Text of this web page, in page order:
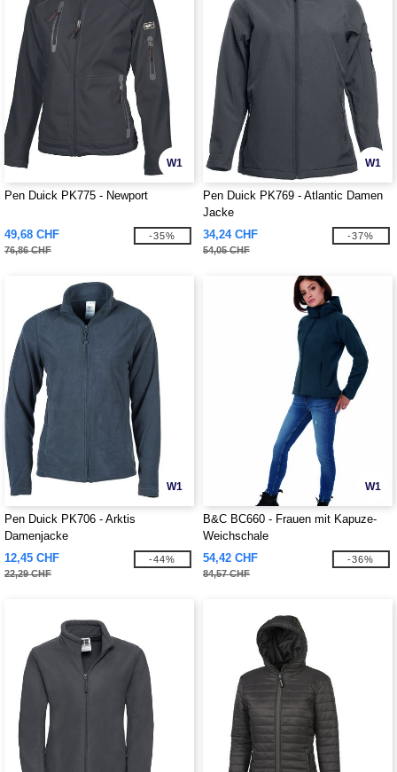
W1
Pen Duick PK775 - Newport
49,68 CHF
76,86 CHF
-35%
W1
Pen Duick PK769 - Atlantic Damen
Jacke
34,24 CHF
54,05 CHF
-37%
W1
Pen Duick PK706 - Arktis
Damenjacke
12,45 CHF
22,29 CHF
-44%
W1
B&C BC660 - Frauen mit Kapuze-
Weichschale
54,42 CHF
84,57 CHF
-36%